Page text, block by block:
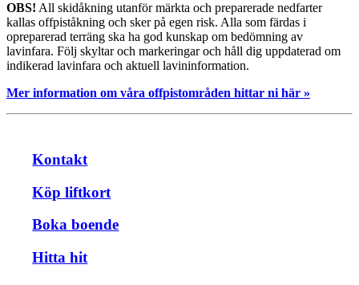
OBS! All skidåkning utanför märkta och preparerade nedfarter
kallas offpiståkning och sker på egen risk. Alla som färdas i
opreparerad terräng ska ha god kunskap om bedömning av
lavinfara. Följ skyltar och markeringar och håll dig uppdaterad om
indikerad lavinfara och aktuell lavininformation.
Mer information om våra offpistområden hittar ni här »
Kontakt
Köp liftkort
Boka boende
Hitta hit